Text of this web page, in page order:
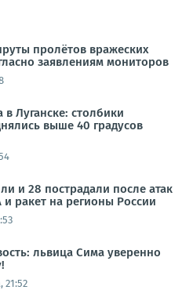
пролётов вражеских
заявлениям мониторов
Луганске: столбики
выше 40 градусов
и 28 пострадали после атак
ракет на регионы России
львица Сима уверенно
21:52